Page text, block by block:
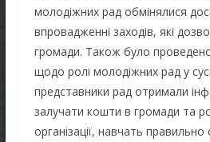
молодіжних рад обмінялися
впровадженні заходів, які
громади. Також було проведено
щодо ролі молодіжних рад у
представники рад отримали
залучати кошти в громади та
організації, навчать правильно